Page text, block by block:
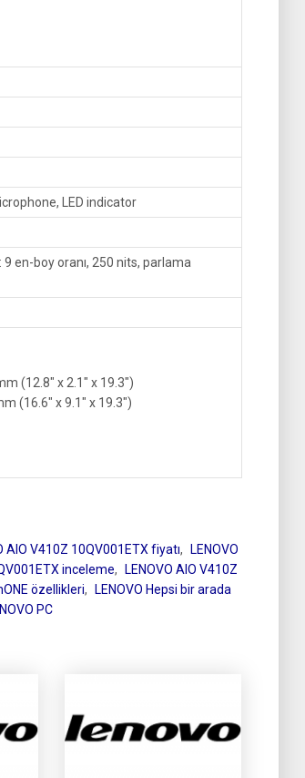
LED indicator
9 en-boy oranı, 250 nits, parlama
(12.8″ x 2.1″ x 19.3″)
(16.6″ x 9.1″ x 19.3″)
AIO V410Z 10QV001ETX fiyatı,
LENOVO
inceleme,
LENOVO AIO V410Z
özellikleri,
LENOVO Hepsi bir arada
PC